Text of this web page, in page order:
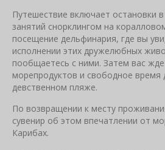
Путешествие включает остановки
занятий снорклингом на
посещение дельфинария, где вы
исполнении этих дружелюбных
пообщаетесь с ними. Затем вас
морепродуктов и свободное время
девственном пляже.
По возвращении к месту
сувенир об этом впечатлении от
Карибах.